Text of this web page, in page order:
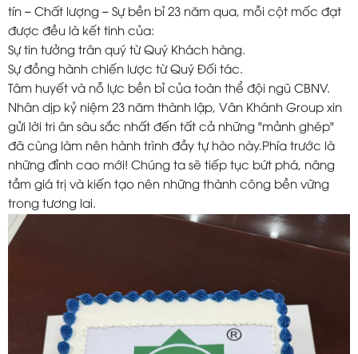
tín – Chất lượng – Sự bền bỉ 23 năm qua, mỗi cột mốc đạt
được đều là kết tinh của:
Sự tin tưởng trân quý từ Quý Khách hàng.
Sự đồng hành chiến lược từ Quý Đối tác.
Tâm huyết và nỗ lực bền bỉ của toàn thể đội ngũ CBNV.
Nhân dịp kỷ niệm 23 năm thành lập, Vân Khánh Group xin
gửi lời tri ân sâu sắc nhất đến tất cả những "mảnh ghép"
đã cùng làm nên hành trình đầy tự hào này.Phía trước là
những đỉnh cao mới! Chúng ta sẽ tiếp tục bứt phá, nâng
tầm giá trị và kiến tạo nên những thành công bền vững
trong tương lai.